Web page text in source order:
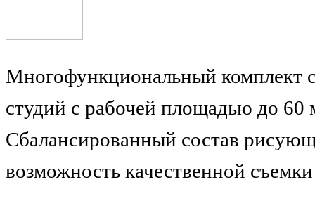
Многофункциональный комплект
студий с рабочей площадью до 60
Сбалансированный состав
возможность качественной